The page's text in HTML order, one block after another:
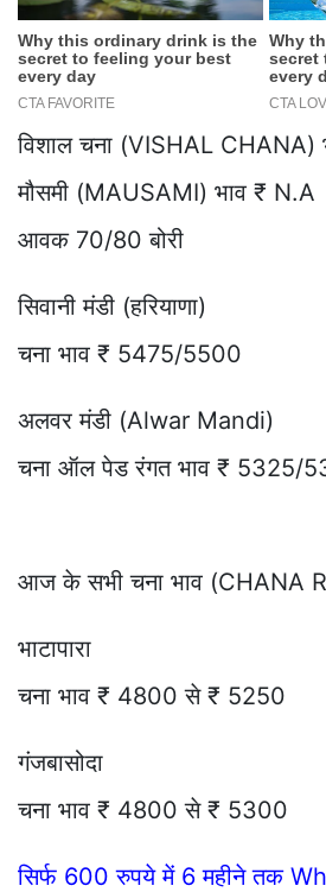
विशाल चना (VISHAL
मौसमी (MAUSAMI) भाव ₹ N.A
आवक 70/80 बोरी
सिवानी मंडी (हरियाणा)
चना भाव ₹ 5475/5500
अलवर मंडी (Alwar Mandi)
चना ऑल पेड रंगत भाव ₹ 5325/
आज के सभी चना भाव (CHANA
भाटापारा
चना भाव ₹ 4800 से ₹ 5250
गंजबासोदा
चना भाव ₹ 4800 से ₹ 5300
सिर्फ 600 रुपये में 6 महीने तक